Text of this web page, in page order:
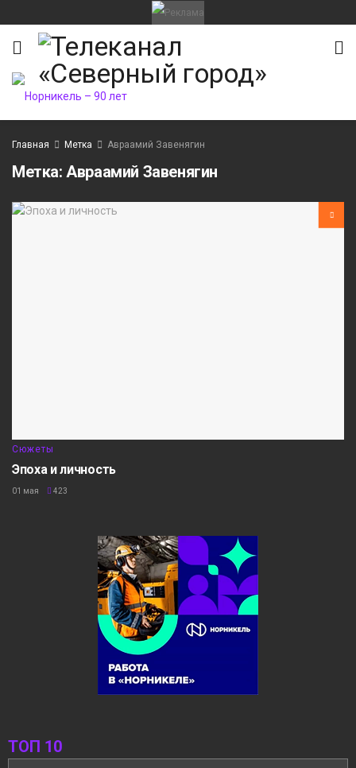
Главная Метка Авраамий Завенягин
Метка:Авраамий Завенягин
Сюжеты
Эпоха и личность
01 мая 423
ТОП 10